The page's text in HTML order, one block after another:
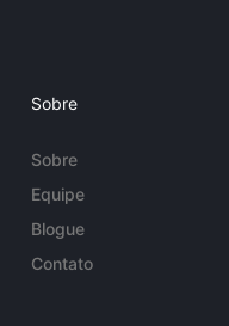
Sobre
Sobre
Equipe
Blogue
Contato